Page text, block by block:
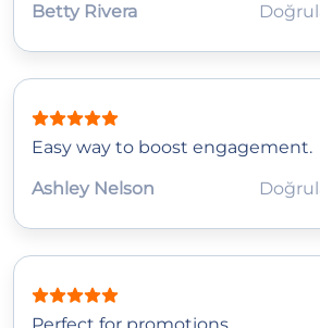
Betty Rivera
Easy way to boost engagement.
Ashley Nelson